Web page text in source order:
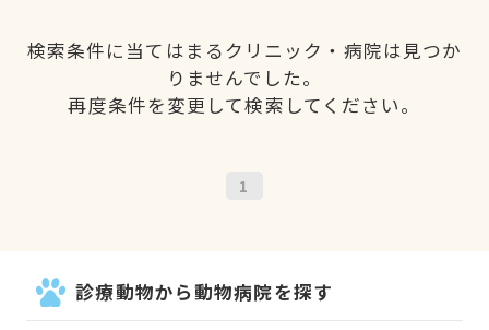
検索条件に当てはまるクリニック・病院は見つか
りませんでした。
再度条件を変更して検索してください。
1
診療動物から動物病院を探す